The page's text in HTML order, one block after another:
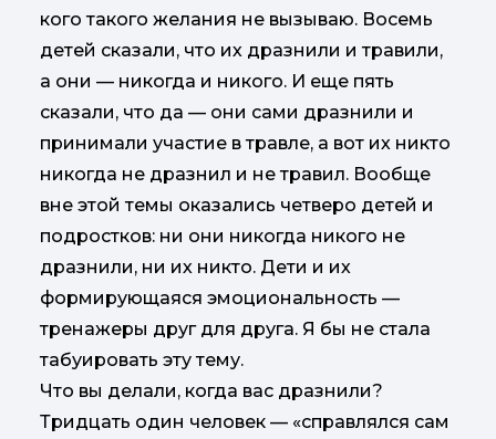
кого такого желания не вызываю. Восемь
детей сказали, что их дразнили и травили,
а они — никогда и никого. И еще пять
сказали, что да — они сами дразнили и
принимали участие в травле, а вот их никто
никогда не дразнил и не травил. Вообще
вне этой темы оказались четверо детей и
подростков: ни они никогда никого не
дразнили, ни их никто. Дети и их
формирующаяся эмоциональность —
тренажеры друг для друга. Я бы не стала
табуировать эту тему.
Что вы делали, когда вас дразнили?
Тридцать один человек — «справлялся сам